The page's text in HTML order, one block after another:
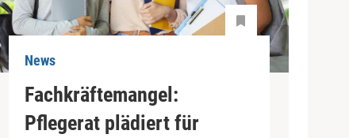
News
Fachkräftemangel:
Pflegerat plädiert für